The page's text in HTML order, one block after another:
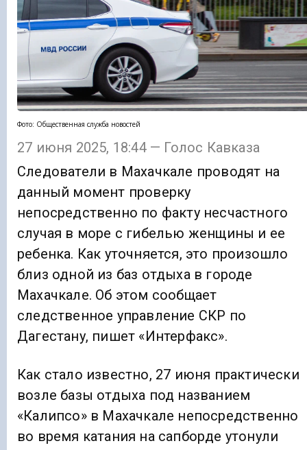
Фото: Общественная служба новостей
27 июня 2025, 18:44 — Голос Кавказа
Следователи в Махачкале проводят на
данный момент проверку
непосредственно по факту несчастного
случая в море с гибелью женщины и ее
ребенка. Как уточняется, это произошло
близ одной из баз отдыха в городе
Махачкале. Об этом сообщает
следственное управление СКР по
Дагестану, пишет «Интерфакс».
Как стало известно, 27 июня практически
возле базы отдыха под названием
«Калипсо» в Махачкале непосредственно
во время катания на сапборде утонули